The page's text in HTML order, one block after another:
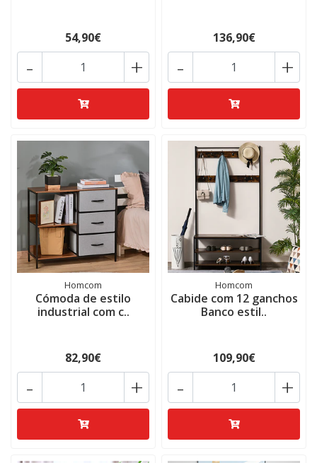
54,90€
+
-
136,90€
+
-
Homcom
Cómoda de estilo
industrial com c..
82,90€
+
-
Homcom
Cabide com 12 ganchos
Banco estil..
109,90€
+
-